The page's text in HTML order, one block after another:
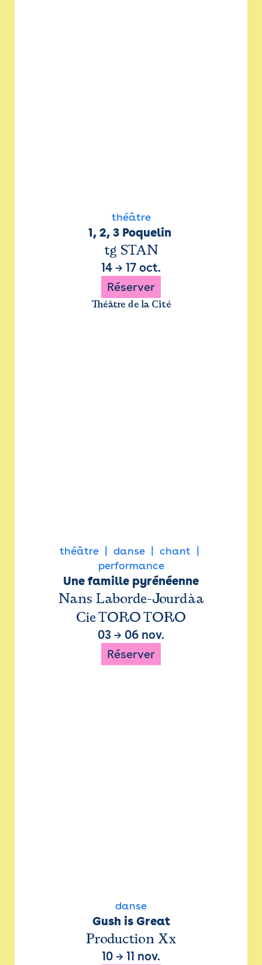
théâtre
1, 2, 3 Poquelin
tg STAN
14 → 17 oct.
Réserver
Théâtre de la Cité
théâtre danse
chant
performance
Une famille pyrénéenne
Nans Laborde-Jourdàa
Cie TORO TORO
03 → 06 nov.
Réserver
danse
Gush is Great
Production Xx
10 → 11 nov.